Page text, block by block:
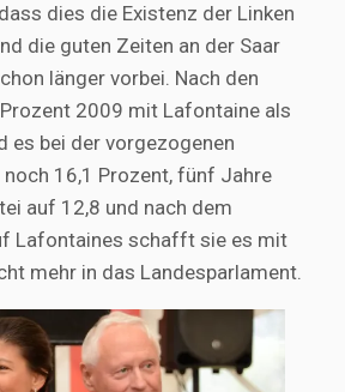
dies die Existenz der Linken
die guten Zeiten an der Saar
länger vorbei. Nach den
2009 mit Lafontaine als
es bei der vorgezogenen
16,1 Prozent, fünf Jahre
auf 12,8 und nach dem
Lafontaines schafft sie es mit
mehr in das Landesparlament.